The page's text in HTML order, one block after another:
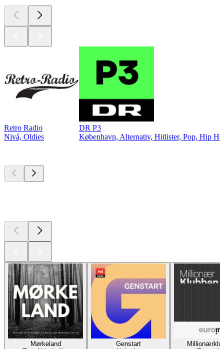
Retro Radio
Nivå, Oldies
DR P3
København, Alternativ, Hitlister, Pop, Hip
Mørkeland
Genstart